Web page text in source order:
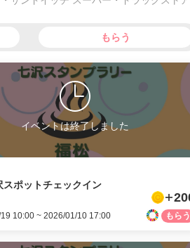
もらう
イベントは終了しました
スポットチェックイン
10:00 ~ 2026/01/10 17:00